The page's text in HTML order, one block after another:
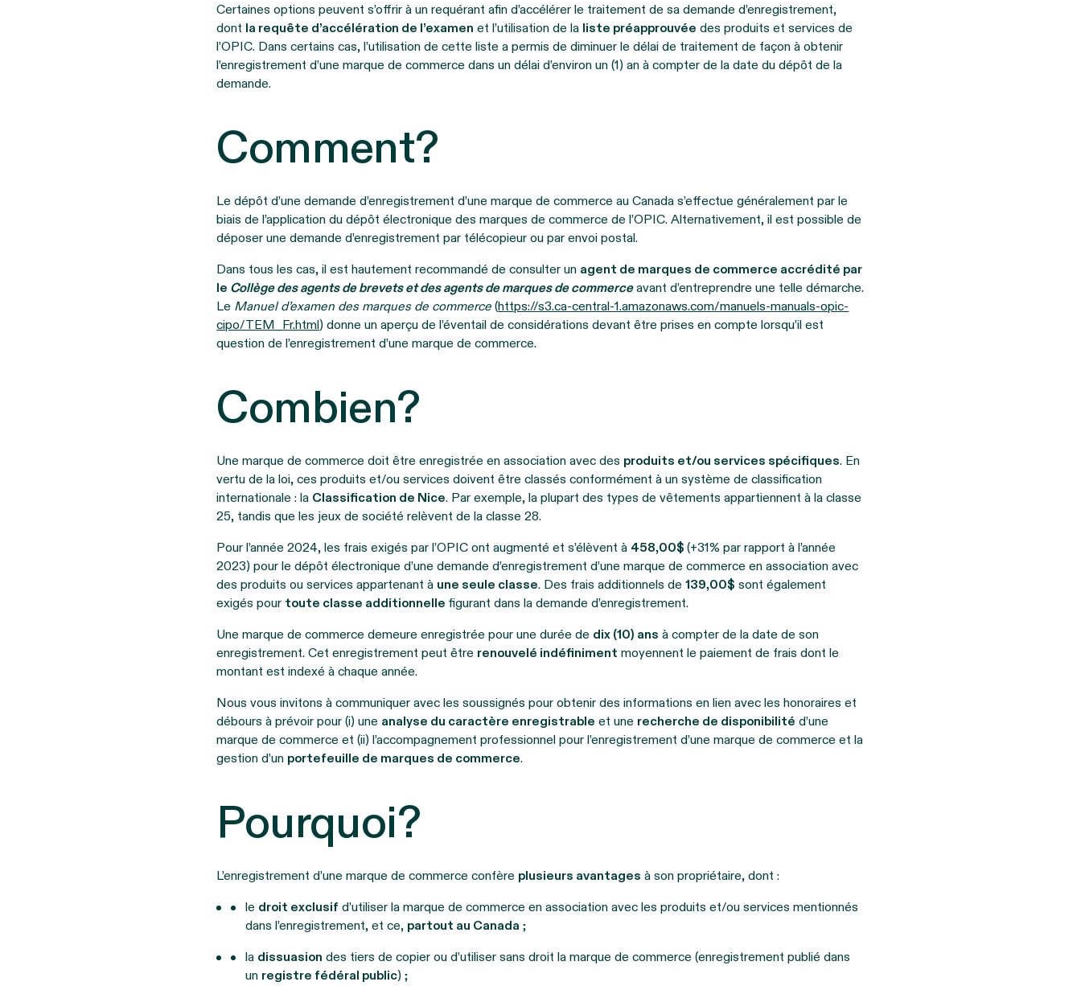
Certaines options peuvent s’offrir à un requérant afin d’accélérer le traitement de sa demande d’enregistrement,
dont la requête d’accélération de l’examen et l’utilisation de la liste préapprouvée des produits et services de
l’OPIC. Dans certains cas, l’utilisation de cette liste a permis de diminuer le délai de traitement de façon à obtenir
l’enregistrement d’une marque de commerce dans un délai d’environ un (1) an à compter de la date du dépôt de la
demande.
Comment?
Le dépôt d’une demande d’enregistrement d’une marque de commerce au Canada s’effectue généralement par le
biais de l’application du dépôt électronique des marques de commerce de l’OPIC. Alternativement, il est possible de
déposer une demande d’enregistrement par télécopieur ou par envoi postal.
Dans tous les cas, il est hautement recommandé de consulter un agent de marques de commerce accrédité par
le Collège des agents de brevets et des agents de marques de commerceavant d’entreprendre une telle démarche.
Le Manuel d’examen des marques de commerce(https://s3.ca-central-1.amazonaws.com/manuels-manuals-opic-
cipo/TEM_Fr.html) donne un aperçu de l’éventail de considérations devant être prises en compte lorsqu’il est
question de l’enregistrement d’une marque de commerce.
Combien?
Une marque de commerce doit être enregistrée en association avec des produits et/ou services spécifiques. En
vertu de la loi, ces produits et/ou services doivent être classés conformément à un système de classification
internationale : la Classification de Nice. Par exemple, la plupart des types de vêtements appartiennent à la classe
25, tandis que les jeux de société relèvent de la classe 28.
Pour l’année 2024, les frais exigés par l’OPIC ont augmenté et s’élèvent à 458,00$(+31% par rapport à l’année
2023) pour le dépôt électronique d’une demande d’enregistrement d’une marque de commerce en association avec
des produits ou services appartenant à une seule classe. Des frais additionnels de139,00$ sont également
exigés pour toute classe additionnelle figurant dans la demande d’enregistrement.
Une marque de commerce demeure enregistrée pour une durée de dix (10) ans à compter de la date de son
enregistrement. Cet enregistrement peut être renouvelé indéfiniment moyennent le paiement de frais dont le
montant est indexé à chaque année.
Nous vous invitons à communiquer avec les soussignés pour obtenir des informations en lien avec les honoraires et
débours à prévoir pour (i) une analyse du caractère enregistrable et une recherche de disponibilité d’une
marque de commerce et (ii) l’accompagnement professionnel pour l’enregistrement d’une marque de commerce et la
gestion d’un portefeuille de marques de commerce.
Pourquoi?
L’enregistrement d’une marque de commerce confère plusieurs avantages à son propriétaire, dont :
le droit exclusif d’utiliser la marque de commerce en association avec les produits et/ou services mentionnés
dans l’enregistrement, et ce, partout au Canada ;
la dissuasion des tiers de copier ou d’utiliser sans droit la marque de commerce (enregistrement publié dans
un registre fédéral public) ;